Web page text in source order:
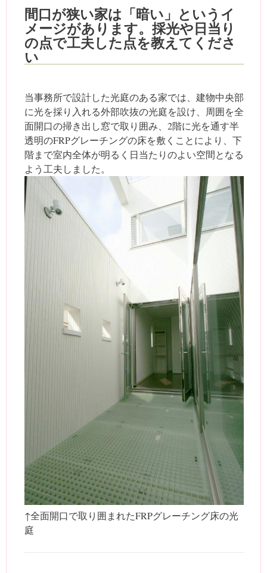
間口が狭い家は「暗い」というイ
メージがあります。採光や日当り
の点で工夫した点を教えてくださ
い
当事務所で設計した光庭のある家では、建物中央部
に光を採り入れる外部吹抜の光庭を設け、周囲を全
面開口の掃き出し窓で取り囲み、2階に光を通す半
透明のFRPグレーチングの床を敷くことにより、下
階まで室内全体が明るく日当たりのよい空間となる
よう工夫しました。
↑全面開口で取り囲まれたFRPグレーチング床の光
庭